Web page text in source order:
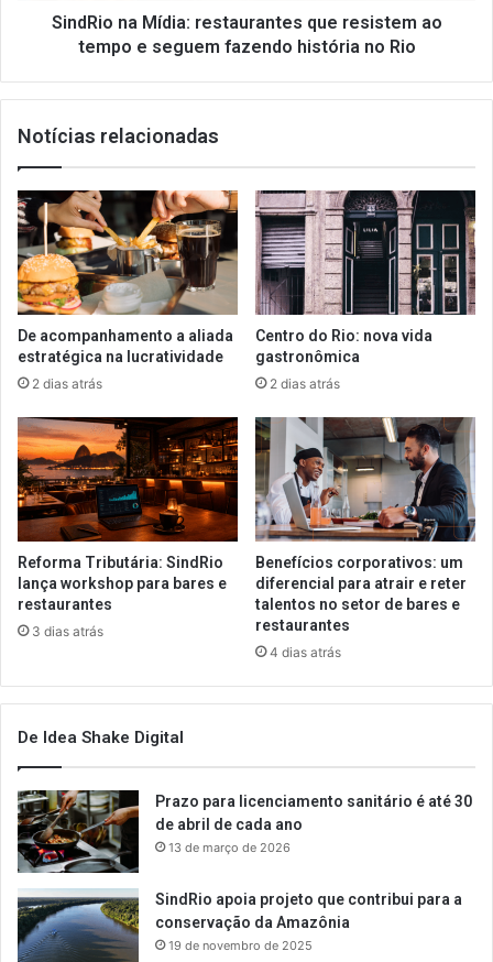
seguemSindRio na Mídia: restaurantes que resistem ao
tempo e seguem fazendo história no Rio
Notícias relacionadas
De acompanhamento a aliada
estratégica na lucratividade
2 dias atrás
Centro do Rio: nova vida
gastronômica
2 dias atrás
Reforma Tributária: SindRio
lança workshop para bares e
restaurantes
3 dias atrás
Benefícios corporativos: um
diferencial para atrair e reter
talentos no setor de bares e
restaurantes
4 dias atrás
De Idea Shake Digital
Prazo para licenciamento sanitário é até 30
de abril de cada ano
13 de março de 2026
SindRio apoia projeto que contribui para a
conservação da Amazônia
19 de novembro de 2025